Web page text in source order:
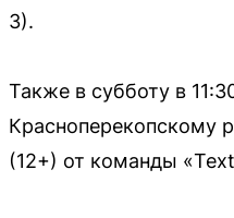
3).
Также в субботу в
Красноперекопскому
(12+) от команды